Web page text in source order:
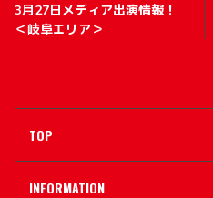
3月27日メディア出演情報！
＜岐阜エリア＞
TOP
INFORMATION